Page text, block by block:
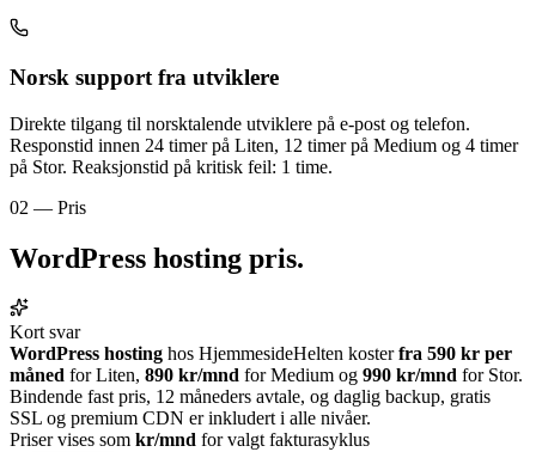
Norsk support fra utviklere
Direkte tilgang til norsktalende utviklere på e-post og telefon.
Responstid innen 24 timer på Liten, 12 timer på Medium og 4 timer
på Stor. Reaksjonstid på kritisk feil: 1 time.
02 — Pris
WordPress hosting pris.
Kort svar
WordPress hosting hos HjemmesideHelten kosterfra 590 kr per
måned for Liten, 890 kr/mnd for Medium og 990 kr/mnd for Stor.
Bindende fast pris, 12 måneders avtale, og daglig backup, gratis
SSL og premium CDN er inkludert i alle nivåer.
Priser vises som kr/mnd for valgt fakturasyklus